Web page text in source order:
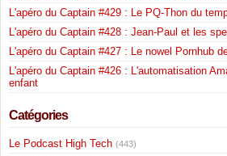
L'apéro du Captain #429 : Le PQ-Thon du
L'apéro du Captain #428 : Jean-Paul et les
L'apéro du Captain #427 : Le nowel Pornhub
L'apéro du Captain #426 : L'automatisation
enfant
Catégories
Le Podcast High Tech (443)